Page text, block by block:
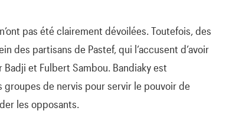
pas été clairement dévoilées. Toutefois, des
des partisans de Pastef, qui l’accusent d’avoir
et Fulbert Sambou. Bandiaky est
groupes de nervis pour servir le pouvoir de
les opposants.